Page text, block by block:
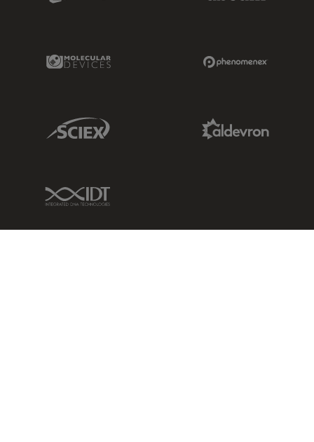
Molecular Devices Link
Sciex Link
IDT Link